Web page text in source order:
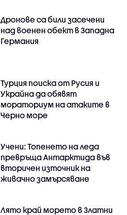
Дронове са били засечени
над военен обект в Западна
Германия
Турция поиска от Русия и
Украйна да обявят
мораториум на атаките в
Черно море
Учени: Топенето на леда
превръща Антарктида във
вторичен източник на
живачно замърсяване
Лято край морето в Златни